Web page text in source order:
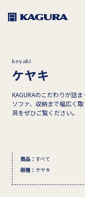
keyaki
ケヤキ
KAGURAのこだわりが詰
ソファ、収納まで幅広く
具をぜひご覧ください。
商品 ： すべて
樹種 ： ケヤキ